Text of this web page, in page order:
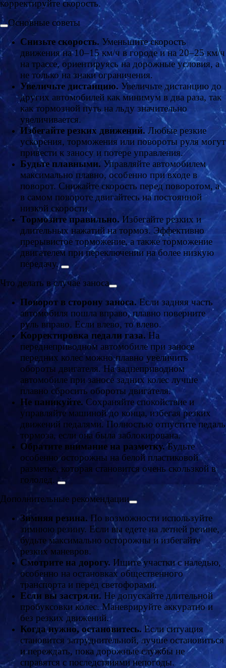
корректируйте скорость.
Основные советы
Снизьте скорость. Уменьшите скорость
движения на 10–15 км/ч в городе и на 20–25 км/ч
на трассе, ориентируясь на дорожные условия, а
не только на знаки ограничения.
Увеличьте дистанцию. Увеличьте дистанцию до
других автомобилей как минимум в два раза, так
как тормозной путь на льду значительно
увеличивается.
Избегайте резких движений. Любые резкие
ускорения, торможения или повороты руля могут
привести к заносу и потере управления.
Будьте плавными. Управляйте автомобилем
максимально плавно, особенно при входе в
поворот. Снижайте скорость перед поворотом, а
в самом повороте двигайтесь на постоянной
низкой скорости.
Тормозите правильно.Избегайте резких и
длительных нажатий на тормоз. Эффективно
прерывистое торможение, а также торможение
двигателем при переключении на более низкую
передачу.
Что делать в случае заноса
Поворот в сторону заноса. Если задняя часть
автомобиля пошла вправо, плавно поверните
руль вправо. Если влево, то влево.
Корректировка педали газа. На
переднеприводном автомобиле при заносе
передних колес можно плавно увеличить
обороты двигателя. На заднеприводном
автомобиле при заносе задних колес лучше
плавно сбросить обороты двигателя.
Не паникуйте. Сохраняйте спокойствие и
управляйте машиной до конца, избегая резких
движений педалями. Полностью отпустите педаль
тормоза, если она была заблокирована.
Обратите внимание на разметку.Будьте
особенно осторожны на белой пластиковой
разметке, которая становится очень скользкой в
гололед.
Дополнительные рекомендации
Зимняя резина. По возможности используйте
зимнюю резину. Если вы едете на летней резине,
будьте максимально осторожны и избегайте
резких маневров.
Смотрите на дорогу. Ищите участки с наледью,
особенно на остановках общественного
транспорта и перед светофорами.
Если вы застряли. Не допускайте длительной
пробуксовки колес. Маневрируйте аккуратно и
без резких движений.
Когда нужно, остановитесь. Если ситуация
становится затруднительной, лучше остановиться
и переждать, пока дорожные службы не
справятся с последствиями непогоды.